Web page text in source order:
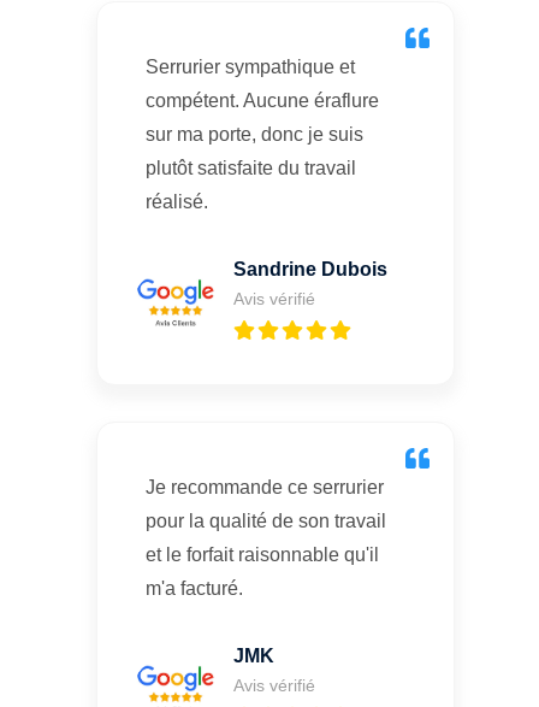
Serrurier sympathique et
compétent. Aucune éraflure
sur ma porte, donc je suis
plutôt satisfaite du travail
réalisé.
Sandrine Dubois
Avis vérifié
Je recommande ce serrurier
pour la qualité de son travail
et le forfait raisonnable qu'il
m'a facturé.
JMK
Avis vérifié